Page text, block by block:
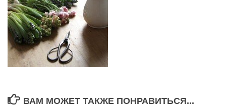
ВАМ МОЖЕТ ТАКЖЕ ПОНРАВИТЬСЯ...